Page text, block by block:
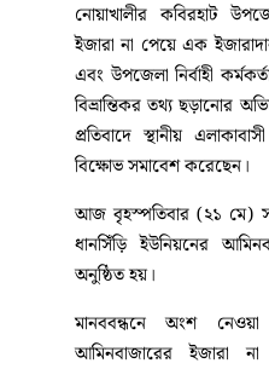
নোয়াখালীর কবিরহাট
ইজারা না পেয়ে এক
এবং উপজেলা নির্বাহী
বিভ্রান্তিকর তথ্য ছড়ানোর
প্রতিবাদে স্থানীয়
বিক্ষোভ সমাবেশ করেছেন।
আজ বৃহস্পতিবার (২১ মে)
ধানসিঁড়ি ইউনিয়নের
অনুষ্ঠিত হয়।
মানববন্ধনে অংশ
আমিনবাজারের ইজারা